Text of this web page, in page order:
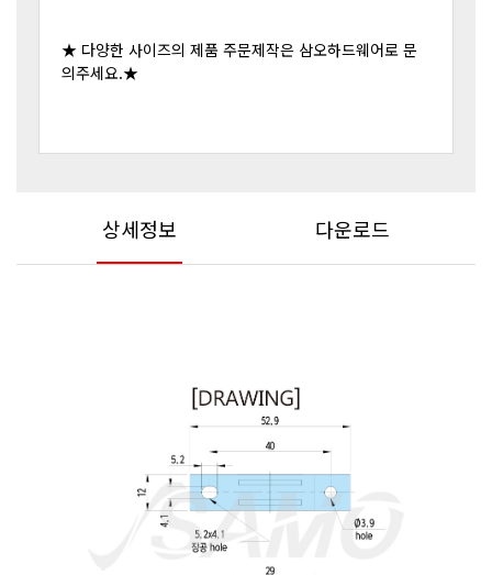
★ 다양한 사이즈의 제품 주문제작은 삼오하드웨어로 문
의주세요.★
상세정보 다운로드